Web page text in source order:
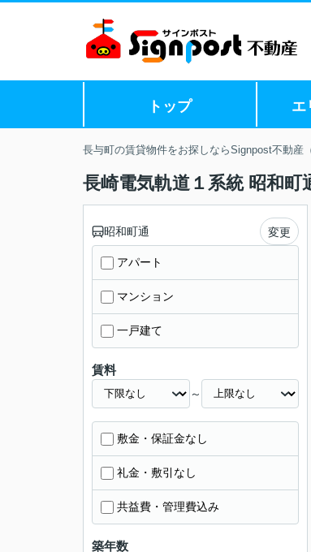
トップ エ
長与町の賃貸物件をお探しならSignpost不動産
長崎電気軌道１系統 昭和町
昭和町通 変更
アパート
マンション
一戸建て
賃料
～
敷金・保証金なし
礼金・敷引なし
共益費・管理費込み
築年数